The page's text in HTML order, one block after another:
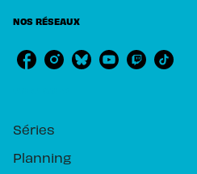
NOS RÉSEAUX
Séries
Planning